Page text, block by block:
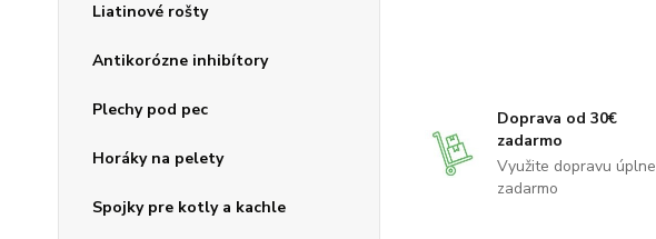
Liatinové rošty
Antikorózne inhibítory
Plechy pod pec
Horáky na pelety
Spojky pre kotly a kachle
Doprava od 30€
zadarmo
Využite dopravu úplne
zadarmo